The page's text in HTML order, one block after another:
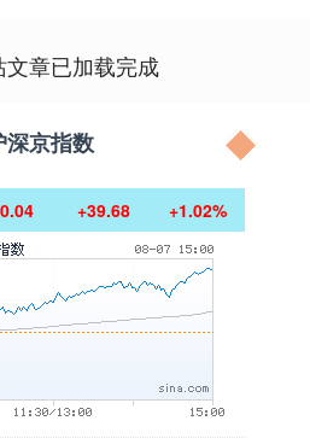
文章已加载完成
深京指数
+39.68 +1.02%